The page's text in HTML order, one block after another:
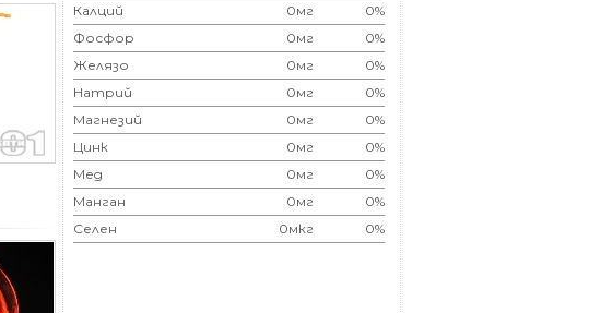
Калций
0мг
0%
Фосфор
0мг
0%
Желязо
0мг
0%
Натрий
0мг
0%
Магнезий
0мг
0%
Цинк
0мг
0%
Мед
0мг
0%
Манган
0мг
0%
Селен
0мкг 0%